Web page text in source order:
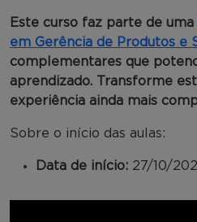
Este curso faz parte de uma
em Gerência de Produtos e
complementares que
aprendizado. Transforme
experiência ainda mais
Sobre o início das aulas:
Data de início: 27/10/